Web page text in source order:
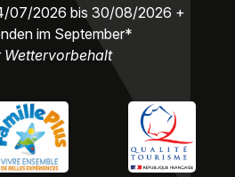
07/2026 bis 30/08/2026 +
im September*
Wettervorbehalt